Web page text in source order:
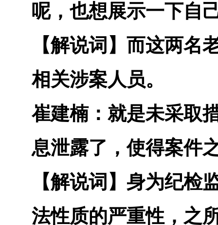
呢，也想展示一下自
【解说词】 而这两名
相关涉案人员。
崔建楠： 就是未采取
息泄露了，使得案件
【解说词】 身为纪检
法性质的严重性，之